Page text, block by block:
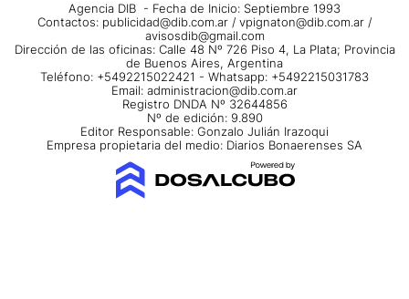
Agencia DIB - Fecha de Inicio: Septiembre 1993
Contactos: publicidad@dib.com.ar / vpignaton@dib.com.ar /
avisosdib@gmail.com
Dirección de las oficinas: Calle 48 Nº 726 Piso 4, La Plata; Provincia
de Buenos Aires, Argentina
Teléfono: +5492215022421 - Whatsapp: +5492215031783
Email: administracion@dib.com.ar
Registro DNDA Nº 32644856
Nº de edición: 9.890
Editor Responsable: Gonzalo Julián Irazoqui
Empresa propietaria del medio: Diarios Bonaerenses SA